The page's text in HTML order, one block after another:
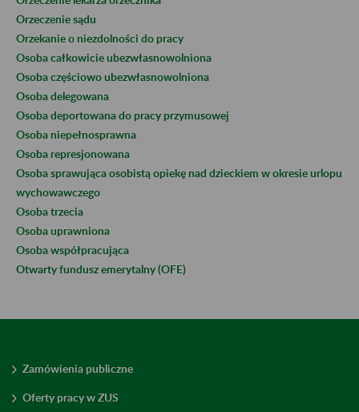
Orzeczenie sądu
Orzekanie o niezdolności do pracy
Osoba całkowicie ubezwłasnowolniona
Osoba częściowo ubezwłasnowolniona
Osoba delegowana
Osoba deportowana do pracy przymusowej
Osoba niepełnosprawna
Osoba represjonowana
Osoba sprawująca osobistą opiekę nad dzieckiem w okresie urlopu
wychowawczego
Osoba trzecia
Osoba uprawniona
Osoba współpracująca
Otwarty fundusz emerytalny (OFE)
Zamówienia publiczne
Oferty pracy w ZUS